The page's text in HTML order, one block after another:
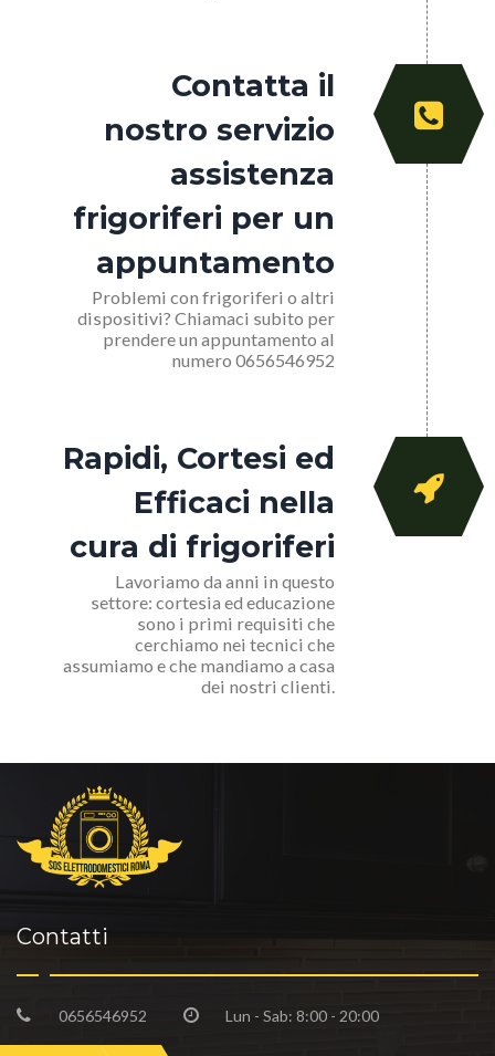
Contatta il
nostro servizio
assistenza
frigoriferi per un
appuntamento
Problemi con frigoriferi o altri
dispositivi? Chiamaci subito per
prendere un appuntamento al
numero 0656546952
Rapidi, Cortesi ed
Efficaci nella
cura di frigoriferi
Lavoriamo da anni in questo
settore: cortesia ed educazione
sono i primi requisiti che
cerchiamo nei tecnici che
assumiamo e che mandiamo a casa
dei nostri clienti.
Contatti
0656546952 Lun - Sab: 8:00 - 20:00